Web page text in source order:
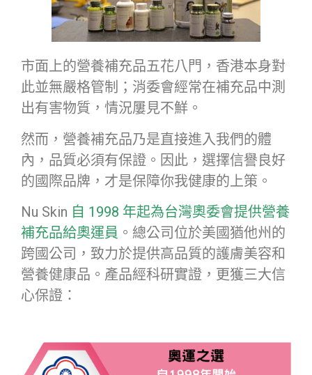
市面上的營養補充品五花八門，香港本身對
此並無嚴格管制；消委會經常在補充品中測
出有害物質，情況屢見不鮮。
然而，營養補充品乃是直接進入我們的體
內，品質必須有保證。因此，選擇信譽良好
的國際品牌，才是保障你我健康的上策。
Nu Skin 自 1998 年起為台灣奧委會提供營養
補充品給奧運員 。總公司位於美國猶他州的
跨國公司，致力於提供高品質的護膚美容和
營養健康品。產品經科研實證，更獲三大信
心保證：